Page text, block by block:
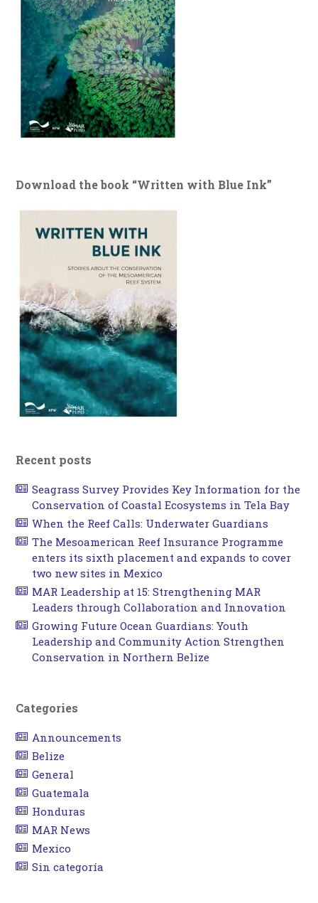
Download the book “Written with Blue Ink”
Recent posts
Seagrass Survey Provides Key Information for the
Conservation of Coastal Ecosystems in Tela Bay
When the Reef Calls: Underwater Guardians
The Mesoamerican Reef Insurance Programme
enters its sixth placement and expands to cover
two new sites in Mexico
MAR Leadership at 15: Strengthening MAR
Leaders through Collaboration and Innovation
Growing Future Ocean Guardians: Youth
Leadership and Community Action Strengthen
Conservation in Northern Belize
Categories
Announcements
Belize
General
Guatemala
Honduras
MAR News
Mexico
Sin categoría